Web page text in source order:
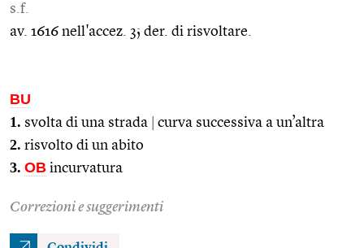
s.f.
av. 1616 nell'accez. 3; der. di risvoltare.
BU
1. svolta di una strada curva successiva a un’altra
2. risvolto di un abito
3. OB incurvatura
Correzioni e suggerimenti